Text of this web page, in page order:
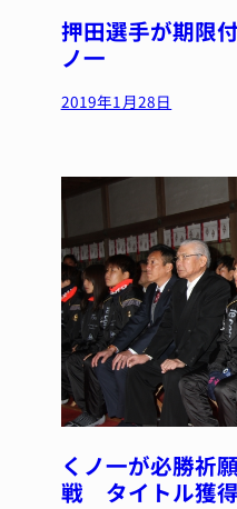
押田選手が期限
ノ一
2019年1月28日
くノ一が必勝祈
戦 タイトル獲